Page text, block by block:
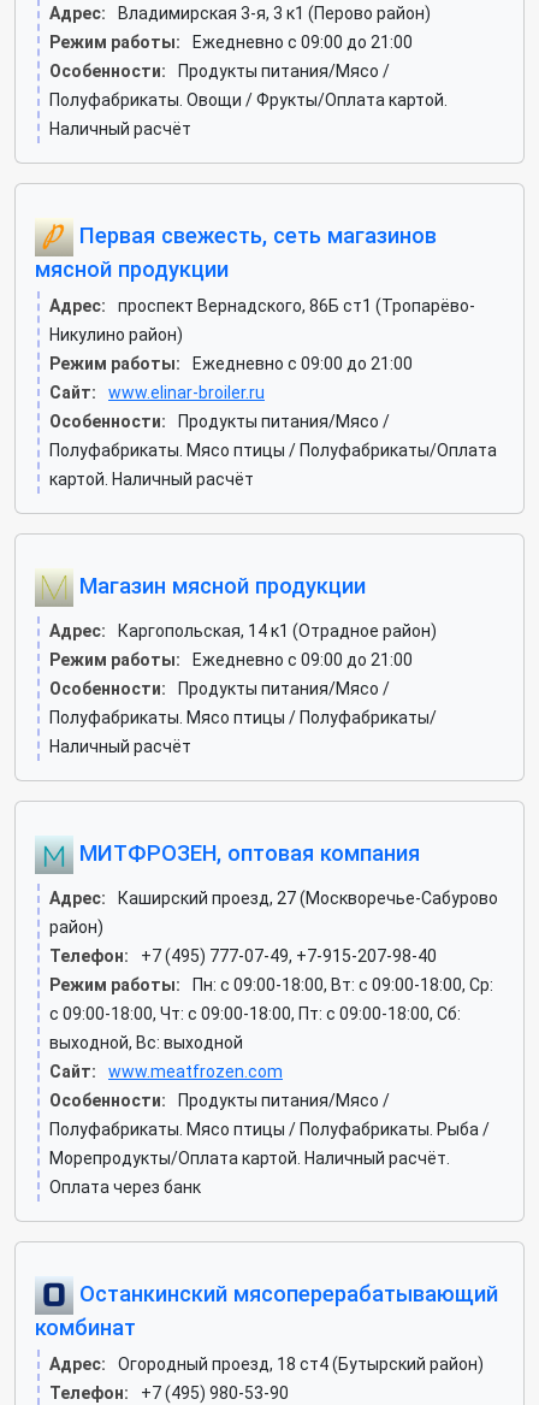
Адрес:
Владимирская 3-я, 3 к1 (Перово район)
Режим работы:
Ежедневно с 09:00 до 21:00
Особенности:
Продукты питания/Мясо /
Полуфабрикаты. Овощи / Фрукты/Оплата картой.
Наличный расчёт
Первая свежесть, сеть магазинов
мясной продукции
Адрес:
проспект Вернадского, 86Б ст1 (Тропарёво-
Никулино район)
Режим работы:
Ежедневно с 09:00 до 21:00
Сайт:
www.elinar-broiler.ru
Особенности:
Продукты питания/Мясо /
Полуфабрикаты. Мясо птицы / Полуфабрикаты/Оплата
картой. Наличный расчёт
Магазин мясной продукции
Адрес:
Каргопольская, 14 к1 (Отрадное район)
Режим работы:
Ежедневно с 09:00 до 21:00
Особенности:
Продукты питания/Мясо /
Полуфабрикаты. Мясо птицы / Полуфабрикаты/
Наличный расчёт
МИТФРОЗЕН, оптовая компания
Адрес:
Каширский проезд, 27 (Москворечье-Сабурово
район)
Телефон:
+7 (495) 777-07-49, +7-915-207-98-40
Режим работы:
Пн: c 09:00-18:00, Вт: c 09:00-18:00, Ср:
c 09:00-18:00, Чт: c 09:00-18:00, Пт: c 09:00-18:00, Сб:
выходной, Вс: выходной
Сайт:
www.meatfrozen.com
Особенности:
Продукты питания/Мясо /
Полуфабрикаты. Мясо птицы / Полуфабрикаты. Рыба /
Морепродукты/Оплата картой. Наличный расчёт.
Оплата через банк
Останкинский мясоперерабатывающий
комбинат
Адрес:
Огородный проезд, 18 ст4 (Бутырский район)
Телефон:
+7 (495) 980-53-90